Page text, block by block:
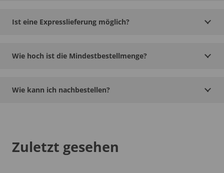
Ist eine Expresslieferung möglich?
Wie hoch ist die Mindestbestellmenge?
Wie kann ich nachbestellen?
Zuletzt gesehen